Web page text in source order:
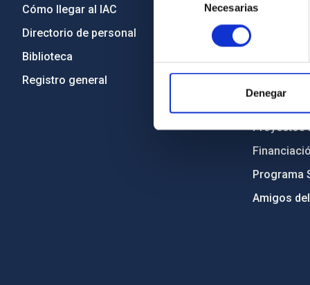
consentimiento
Necesarias
Denegar
Cómo llegar al IAC
Directorio de personal
Biblioteca
Registro general
Código
Medio
Proyectos
Programa
Amigos